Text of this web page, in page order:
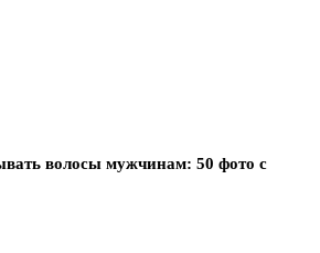
волосы мужчинам: 50 фото с